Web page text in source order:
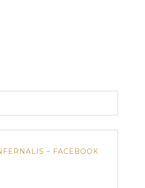
– FACEBOOK